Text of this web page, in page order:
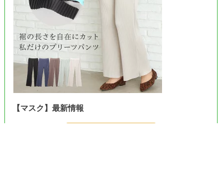
【マスク】最新情報